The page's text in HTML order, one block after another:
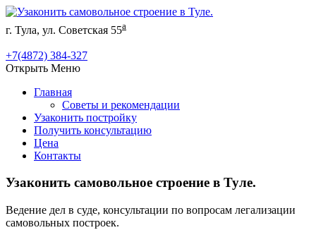
г. Тула, ул. Советская 55а
+7(4872) 384-327
Открыть Меню
Главная
Советы и рекомендации
Узаконить постройку
Получить консультацию
Цена
Контакты
Узаконить самовольное строение в Туле.
Ведение дел в суде, консультации по вопросам легализации
самовольных построек.